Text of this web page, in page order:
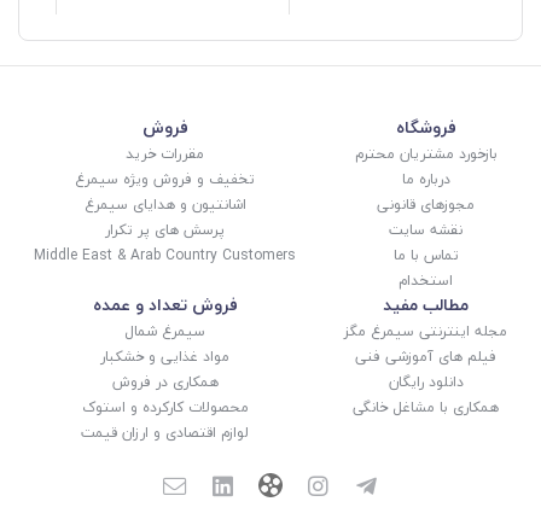
فروشگاه
بازخورد مشتریان محترم
درباره ما
مجوزهای قانونی
نقشه سایت
تماس با ما
استخدام
فروش
مقررات خرید
تخفیف و فروش ویژه سیمرغ
اشانتیون و هدایای سیمرغ
پرسش های پر تکرار
Middle East & Arab Country Customers
مطالب مفید
مجله اینترنتی سیمرغ مگز
فیلم های آموزشی فنی
دانلود رایگان
همکاری با مشاغل خانگی
فروش تعداد و عمده
سیمرغ شمال
مواد غذایی و خشکبار
همکاری در فروش
محصولات کارکرده و استوک
لوازم اقتصادی و ارزان قیمت